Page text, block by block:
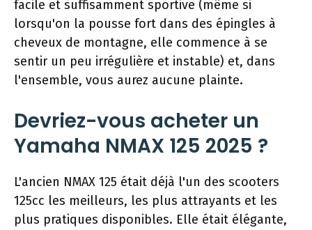
facile et suffisamment sportive (même si
lorsqu'on la pousse fort dans des épingles à
cheveux de montagne, elle commence à se
sentir un peu irrégulière et instable) et, dans
l'ensemble, vous aurez aucune plainte.
Devriez-vous acheter un
Yamaha NMAX 125 2025 ?
L'ancien NMAX 125 était déjà l'un des scooters
125cc les meilleurs, les plus attrayants et les
plus pratiques disponibles. Elle était élégante,